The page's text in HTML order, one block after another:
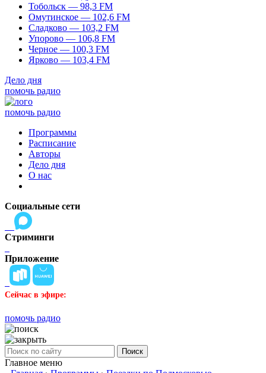
Тобольск — 98,3 FM
Омутинское — 102,6 FM
Сладково — 103,2 FM
Упорово — 106,8 FM
Черное — 100,3 FM
Ярково — 103,4 FM
Дело дня
помочь радио
помочь радио
Программы
Расписание
Авторы
Дело дня
О нас
Социальные сети
Стриминги
Приложение
Сейчас в эфире:
помочь радио
Поиск
Главное меню